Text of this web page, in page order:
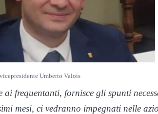
Umberto Valois
frequentanti, fornisce gli spunti
mesi, ci vedranno impegnati nelle